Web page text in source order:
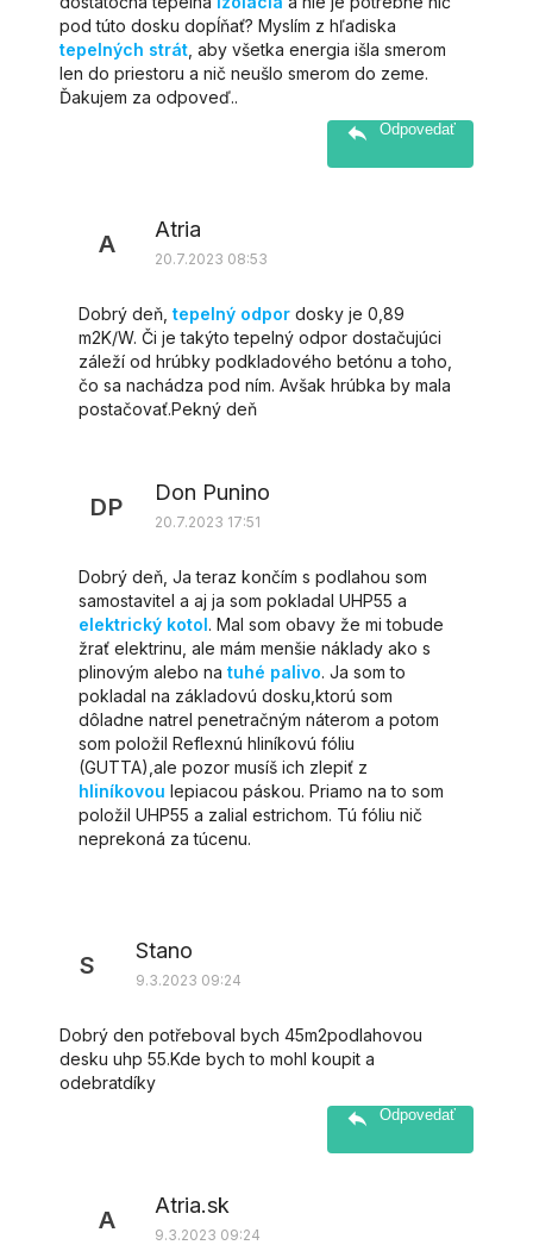
pod túto dosku dopĺňať? Myslím z hľadiska
tepelných strát , aby všetka energia išla smerom
len do priestoru a nič neušlo smerom do zeme.
Ďakujem za odpoveď..
Odpovedať
DP
Don Punino
20.7.2023 17:51
Dobrý deň, Ja teraz končím s podlahou som
samostavitel a aj ja som pokladal UHP55 a
elektrický kotol. Mal som obavy že mi tobude
žrať elektrinu, ale mám menšie náklady ako s
plinovým alebo na tuhé palivo. Ja som to
pokladal na základovú dosku,ktorú som
dôladne natrel penetračným náterom a potom
som položil Reflexnú hliníkovú fóliu
(GUTTA),ale pozor musíš ich zlepiť z
hliníkovou lepiacou páskou. Priamo na to som
položil UHP55 a zalial estrichom. Tú fóliu nič
neprekoná za túcenu.
A
Atria
20.7.2023 08:53
Dobrý deň, tepelný odpor dosky je 0,89
m2K/W. Či je takýto tepelný odpor dostačujúci
záleží od hrúbky podkladového betónu a toho,
čo sa nachádza pod ním. Avšak hrúbka by mala
postačovať.Pekný deň
S
Stano
9.3.2023 09:24
Dobrý den potřeboval bych 45m2podlahovou
desku uhp 55.Kde bych to mohl koupit a
odebratdíky
Odpovedať
A
Atria.sk
9.3.2023 09:24